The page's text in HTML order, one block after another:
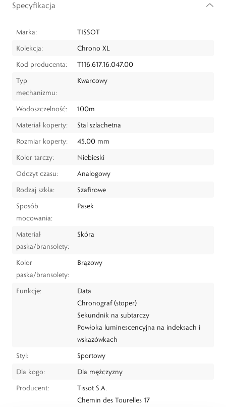
Specyfikacja
Marka:
TISSOT
Kolekcja:
Chrono XL
Kod producenta:
T116.617.16.047.00
Typ
mechanizmu:
Kwarcowy
Wodoszczelność:
100m
Materiał koperty:
Stal szlachetna
Rozmiar koperty:
45,00 mm
Kolor tarczy:
Niebieski
Odczyt czasu:
Analogowy
Rodzaj szkła:
Szafirowe
Sposób
mocowania:
Pasek
Materiał
paska/bransolety:
Skóra
Kolor
paska/bransolety:
Brązowy
Funkcje:
Data
Chronograf (stoper)
Sekundnik na subtarczy
Powłoka luminescencyjna na indeksach i
wskazówkach
Styl:
Sportowy
Dla kogo:
Dla mężczyzny
Producent:
Tissot S.A.
Chemin des Tourelles 17